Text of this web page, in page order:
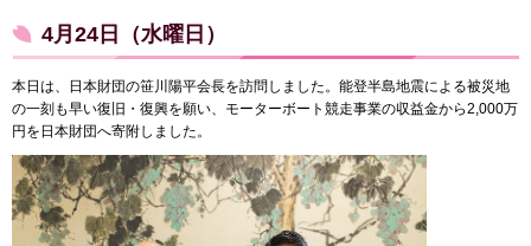
4月24日（水曜日）
本日は、日本財団の笹川陽平会長を訪問しました。能登半島地震による被災地
の一刻も早い復旧・復興を願い、モーターボート競走事業の収益金から2,000万
円を日本財団へ寄附しました。